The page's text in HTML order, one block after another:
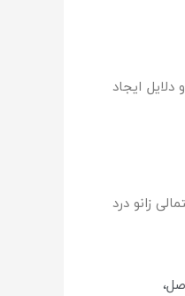
ایجاد
زانو درد